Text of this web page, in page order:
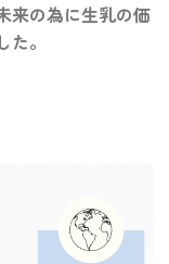
来の為に生乳の価
。